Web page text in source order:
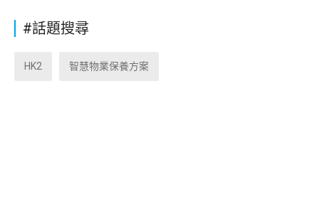
#話題搜尋
HK2 智慧物業保養方案